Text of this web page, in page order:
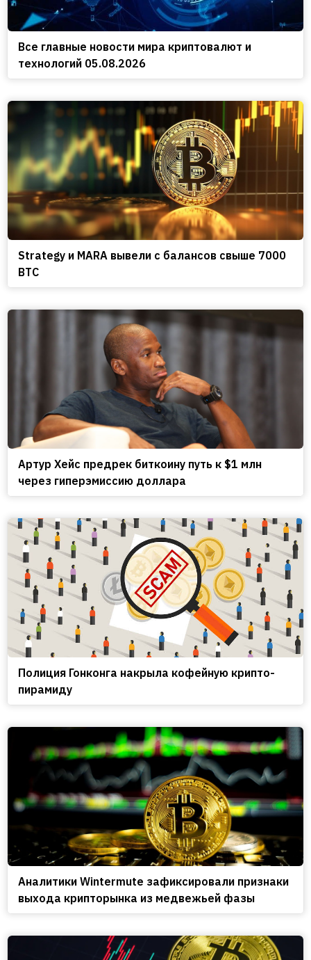
Все главные новости мира криптовалют и
технологий 05.08.2026
Strategy и MARA вывели с балансов свыше 7000
BTC
Артур Хейс предрек биткоину путь к $1 млн
через гиперэмиссию доллара
Полиция Гонконга накрыла кофейную крипто-
пирамиду
Аналитики Wintermute зафиксировали признаки
выхода крипторынка из медвежьей фазы